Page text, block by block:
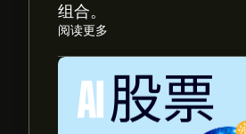
组合。
阅读更多